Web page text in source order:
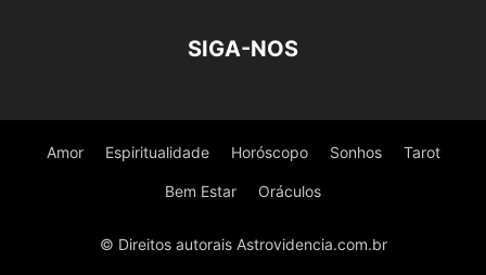
SIGA-NOS
Amor Espiritualidade Horóscopo Sonhos Tarot
Bem Estar Oráculos
© Direitos autorais Astrovidencia.com.br